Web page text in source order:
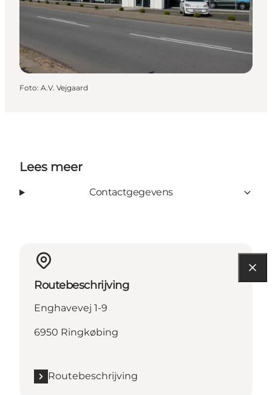
Foto: A.V. Vejgaard
Lees meer
Contactgegevens
Routebeschrijving
Enghavevej 1-9
6950 Ringkøbing
Routebeschrijving